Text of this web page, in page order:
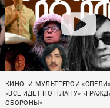
КИНО- И МУЛЬТГЕРОИ
«ВСЕ ИДЕТ ПО ПЛАНУ»
ОБОРОНЫ»